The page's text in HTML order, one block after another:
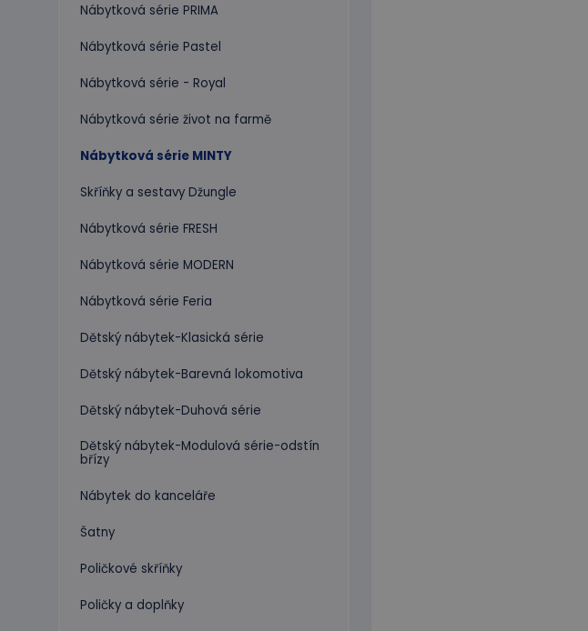
Nábytková série PRIMA
Nábytková série Pastel
Nábytková série - Royal
Nábytková série život na farmě
Nábytková série MINTY
Skříňky a sestavy Džungle
Nábytková série FRESH
Nábytková série MODERN
Nábytková série Feria
Dětský nábytek-Klasická série
Dětský nábytek-Barevná lokomotiva
Dětský nábytek-Duhová série
Dětský nábytek-Modulová série-odstín
břízy
Nábytek do kanceláře
Šatny
Poličkové skříňky
Poličky a doplňky